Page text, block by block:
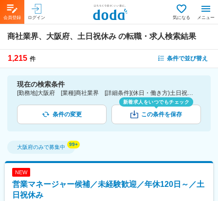
会員登録 ログイン 気になる メニュー
商社業界、大阪府、土日祝休み の転職・求人検索結果
1,215 件 条件で並び替え
現在の検索条件
[勤務地]大阪府 [業種]商社業界 [詳細条件](休日・働き方)土日祝休み
条件の変更
新着求人をいつでもチェック
この条件を保存
大阪府のみで募集中
NEW
営業マネージャー候補／未経験歓迎／年休120日～／土
日祝休み